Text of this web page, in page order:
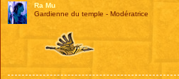
Ra Mu
Gardienne du temple - Modératrice